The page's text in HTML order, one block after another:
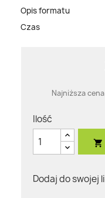
Opis formatu
Czas
Najniższa
Ilość

Dodaj do swojej